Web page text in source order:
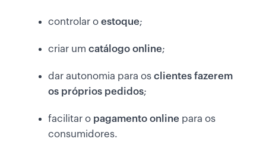
controlar o estoque;
criar um catálogo online;
dar autonomia para os clientes fazerem
os próprios pedidos;
facilitar o pagamento online para os
consumidores.